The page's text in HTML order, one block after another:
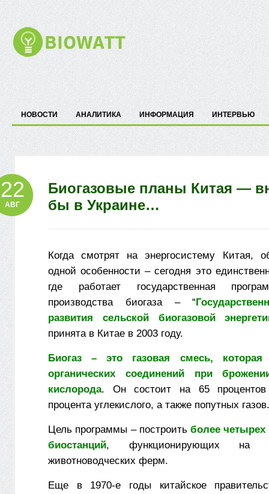
НОВОСТИ АНАЛИТИКА ИНФОРМАЦИЯ ИНТЕРВЬЮ
Биогазовые планы Китая —
бы в Украине…
22
АВГ
Когда смотрят на энергосистему Китая,
одной особенности – сегодня это
где работает государственная
производства биогаза – “
развития сельской биогазовой
принята в Китае в 2003 году.
Биогаз – это газовая смесь, которая
органических соединений при
кислорода. Он состоит на 65
процента углекислого, а также попутных газов.
Цель программы – построитьболее
биостанций, функционирующих на
животноводческих ферм.
Еще в 1970-е годы китайское